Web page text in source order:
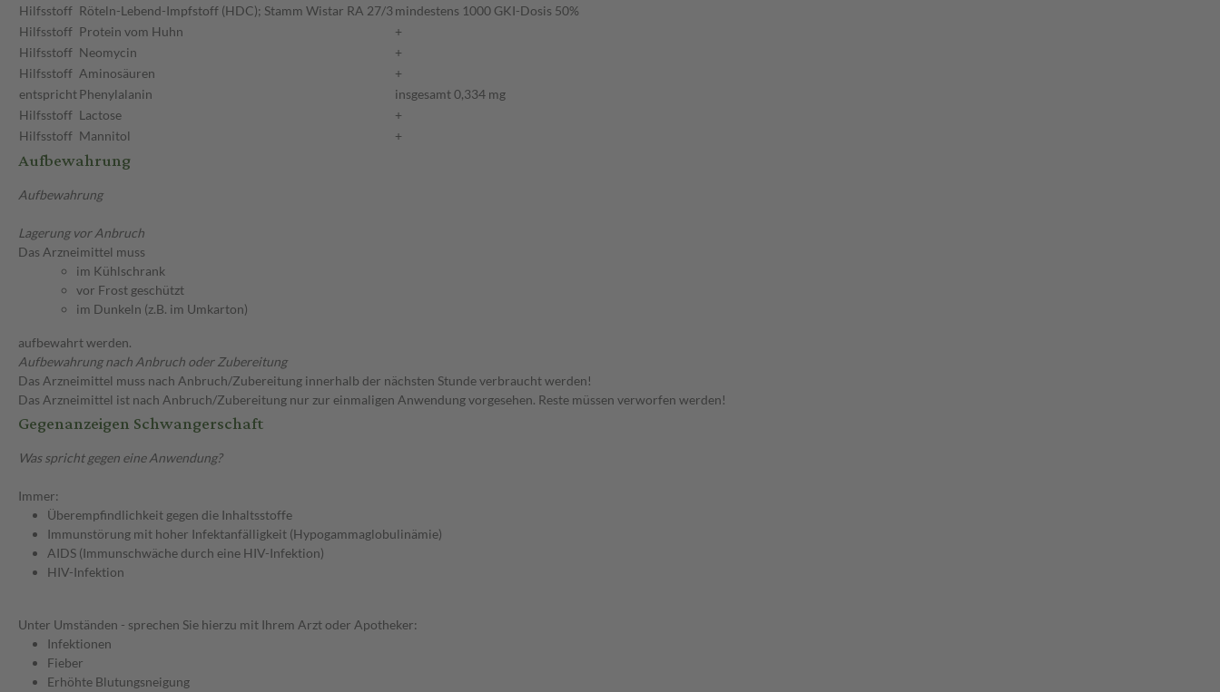
Hilfsstoff Röteln-Lebend-Impfstoff (HDC); Stamm Wistar RA 27/3 mindestens 1000 GKI-Dosis 50%
Hilfsstoff Protein vom Huhn
+
Hilfsstoff Neomycin
+
Hilfsstoff Aminosäuren
+
entsprichtPhenylalanin
insgesamt 0,334 mg
Hilfsstoff Lactose
+
Hilfsstoff Mannitol +
Aufbewahrung
Aufbewahrung
Lagerung vor Anbruch
Das Arzneimittel muss
im Kühlschrank
vor Frost geschützt
im Dunkeln (z.B. im Umkarton)
aufbewahrt werden.
Aufbewahrung nach Anbruch oder Zubereitung
Das Arzneimittel muss nach Anbruch/Zubereitung innerhalb der nächsten Stunde verbraucht werden!
Das Arzneimittel ist nach Anbruch/Zubereitung nur zur einmaligen Anwendung vorgesehen. Reste müssen verworfen werden!
Gegenanzeigen Schwangerschaft
Was spricht gegen eine Anwendung?
Immer:
Überempfindlichkeit gegen die Inhaltsstoffe
Immunstörung mit hoher Infektanfälligkeit (Hypogammaglobulinämie)
AIDS (Immunschwäche durch eine HIV-Infektion)
HIV-Infektion
Unter Umständen - sprechen Sie hierzu mit Ihrem Arzt oder Apotheker:
Infektionen
Fieber
Erhöhte Blutungsneigung